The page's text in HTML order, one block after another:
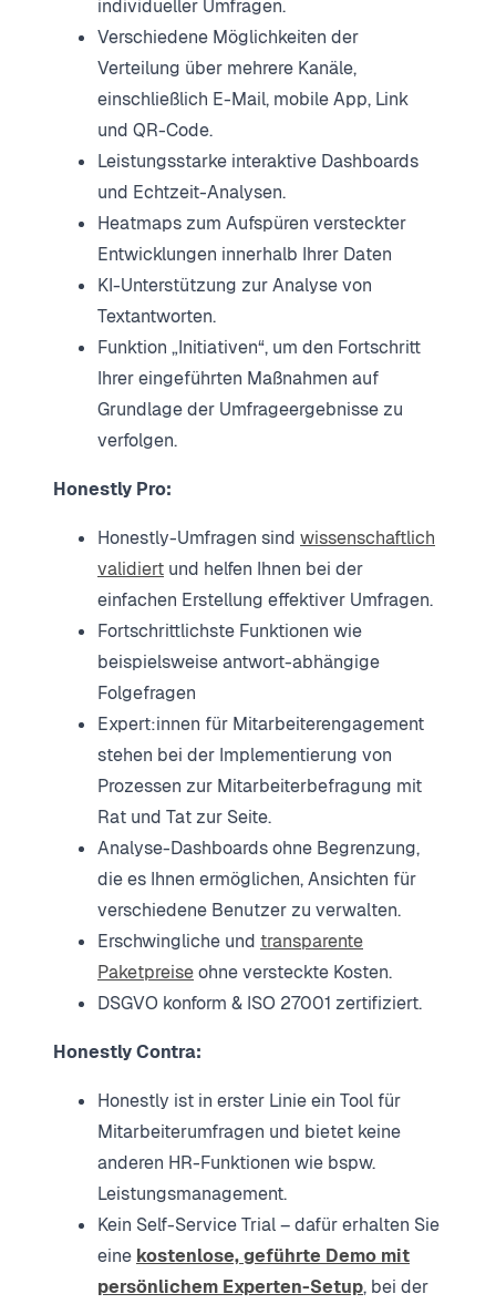
individueller Umfragen.
Verschiedene Möglichkeiten der
Verteilung über mehrere Kanäle,
einschließlich E-Mail, mobile App, Link
und QR-Code.
Leistungsstarke interaktive Dashboards
und Echtzeit-Analysen.
Heatmaps zum Aufspüren versteckter
Entwicklungen innerhalb Ihrer Daten
KI-Unterstützung zur Analyse von
Textantworten.
Funktion „Initiativen“, um den Fortschritt
Ihrer eingeführten Maßnahmen auf
Grundlage der Umfrageergebnisse zu
verfolgen.
Honestly Pro:
Honestly-Umfragen sind wissenschaftlich
validiert und helfen Ihnen bei der
einfachen Erstellung effektiver Umfragen.
Fortschrittlichste Funktionen wie
beispielsweise antwort-abhängige
Folgefragen
Expert:innen für Mitarbeiterengagement
stehen bei der Implementierung von
Prozessen zur Mitarbeiterbefragung mit
Rat und Tat zur Seite.
Analyse-Dashboards ohne Begrenzung,
die es Ihnen ermöglichen, Ansichten für
verschiedene Benutzer zu verwalten.
Erschwingliche und transparente
Paketpreiseohne versteckte Kosten.
DSGVO konform & ISO 27001 zertifiziert.
Honestly Contra:
Honestly ist in erster Linie ein Tool für
Mitarbeiterumfragen und bietet keine
anderen HR-Funktionen wie bspw.
Leistungsmanagement.
Kein Self-Service Trial – dafür erhalten Sie
eine kostenlose, geführte Demo mit
persönlichem Experten-Setup, bei der